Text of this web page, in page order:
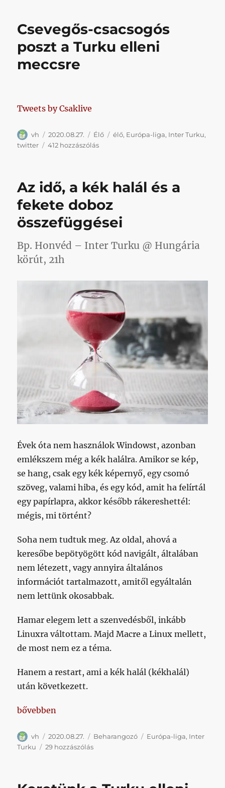
Csevegős-csacsogós
poszt a Turku elleni
meccsre
Tweets by Csaklive
Szerző
vh Közzétéve
2020.08.27. Kategória
Élő Címke
élő, Európa-liga, Inter Turku,
twitter
412 hozzászólásCsevegős-
Turku
meccsre
című
bejegyzéshez
Az idő, a kék halál és a
fekete doboz
összefüggései
Bp. Honvéd – Inter Turku @ Hungária
körút, 21h
Évek óta nem használok Windowst, azonban
emlékszem még a kék halálra. Amikor se kép,
se hang, csak egy kék képernyő, egy csomó
szöveg, valami hiba, és egy kód, amit ha felírtál
egy papírlapra, akkor később rákereshettél:
mégis, mi történt?
Soha nem tudtuk meg. Az oldal, ahová a
keresőbe bepötyögött kód navigált, általában
nem létezett, vagy annyira általános
információt tartalmazott, amitől egyáltalán
nem lettünk okosabbak.
Hamar elegem lett a szenvedésből, inkább
Linuxra váltottam. Majd Macre a Linux mellett,
de most nem ez a téma.
Hanem a restart, ami a kék halál (kékhalál)
után következett.
„Az idő, a kék halál és a fekete doboz
bővebben
Szerző
vh Közzétéve
2020.08.27. Kategória
Beharangozó Címke
Európa-liga, Inter
Turku
29 hozzászólásAz